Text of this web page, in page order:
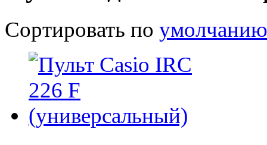
Сортировать по умолчанию